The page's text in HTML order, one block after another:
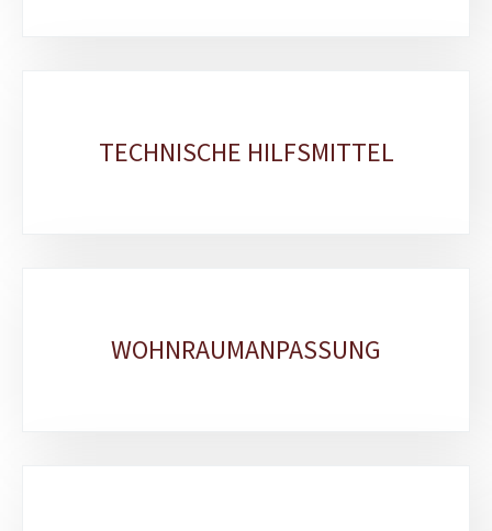
TECHNISCHE HILFSMITTEL
WOHNRAUMANPASSUNG